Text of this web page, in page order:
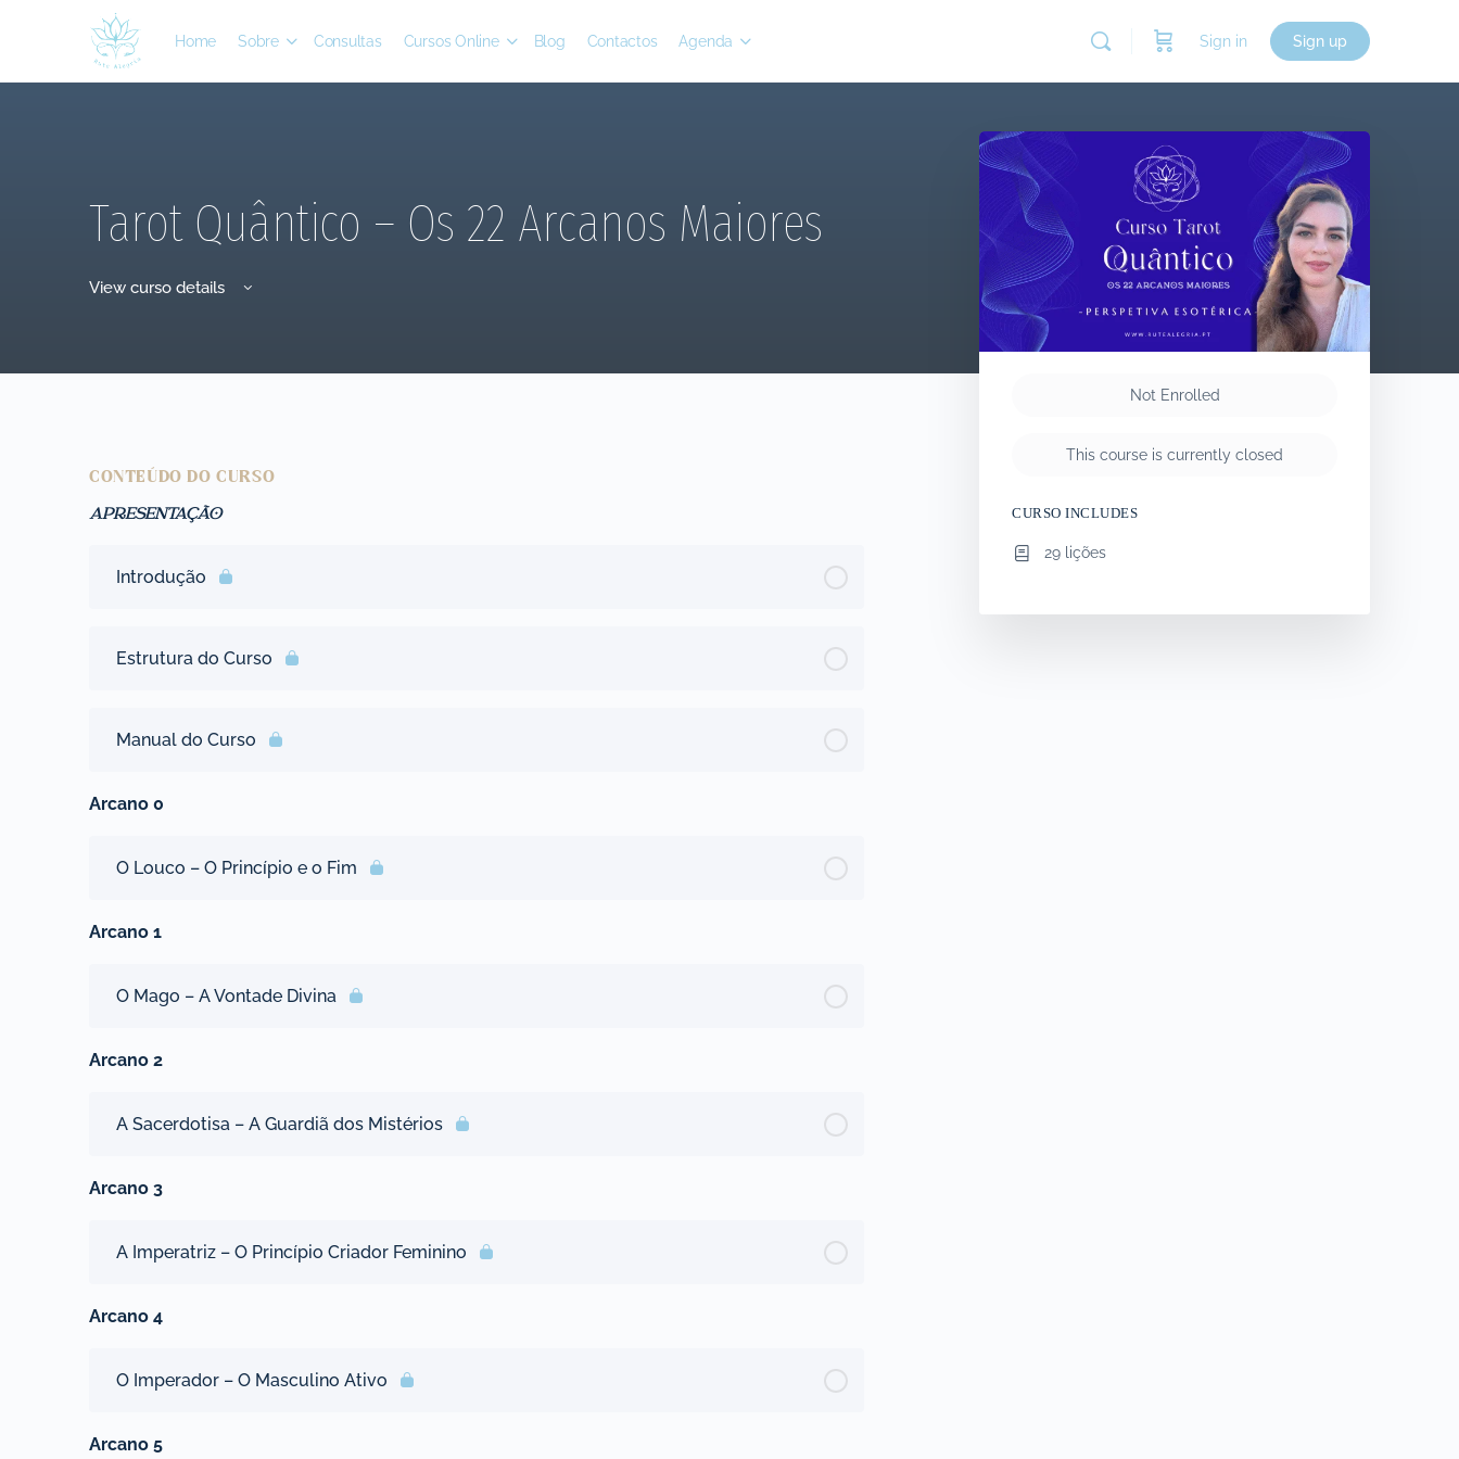
Home Sobre Consultas Cursos Online Blog Contactos Agenda Sign in Sign up
Tarot Quântico – Os 22 Arcanos Maiores
View curso details
CONTEÚDO DO CURSO
APRESENTAÇÃO
Introdução
Estrutura do Curso
Manual do Curso
Arcano 0
O Louco – O Princípio e o Fim
Arcano 1
O Mago – A Vontade Divina
Arcano 2
A Sacerdotisa – A Guardiã dos Mistérios
Arcano 3
A Imperatriz – O Princípio Criador Feminino
Arcano 4
O Imperador – O Masculino Ativo
Arcano 5
Not Enrolled
This course is currently closed
CURSO INCLUDES
29 lições